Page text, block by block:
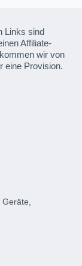
Links sind
Affiliate-
wir von
eine Provision.
Geräte,